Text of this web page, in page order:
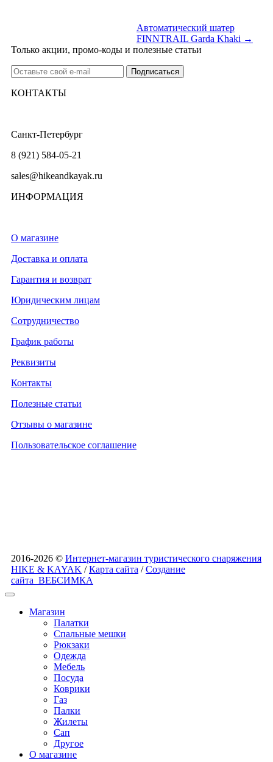
Автоматический шатер
FINNTRAIL Garda Khaki →
Только акции, промо-коды и полезные статьи
КОНТАКТЫ
Санкт-Петербург
8 (921) 584-05-21
sales@hikeandkayak.ru
ИНФОРМАЦИЯ
О магазине
Доставка и оплата
Гарантия и возврат
Юридическим лицам
Сотрудничество
График работы
Реквизиты
Контакты
Полезные статьи
Отзывы о магазине
Пользовательское соглашение
2016-2026 © Интернет-магазин туристического снаряжения
HIKE & KAYAK /Карта сайта /Создание
сайта ВЕБСИМКА
Магазин
Палатки
Спальные мешки
Рюкзаки
Одежда
Мебель
Посуда
Коврики
Газ
Палки
Жилеты
Сап
Другое
О магазине